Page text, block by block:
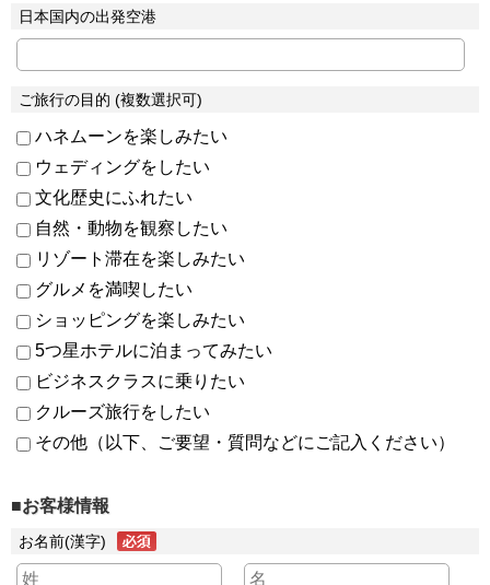
日本国内の出発空港
ご旅行の目的 (複数選択可)
ハネムーンを楽しみたい
ウェディングをしたい
文化歴史にふれたい
自然・動物を観察したい
リゾート滞在を楽しみたい
グルメを満喫したい
ショッピングを楽しみたい
5つ星ホテルに泊まってみたい
ビジネスクラスに乗りたい
クルーズ旅行をしたい
その他（以下、ご要望・質問などにご記入ください）
■お客様情報
お名前(漢字)